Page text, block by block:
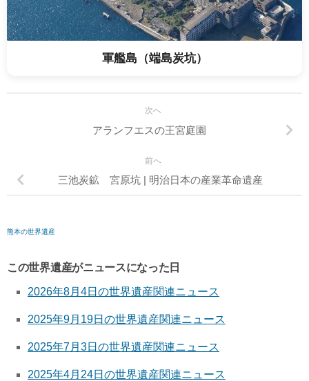
軍艦島（端島炭坑）
次へ
アランフエスの王宮庭園
前へ
三池炭鉱 宮原坑 | 明治日本の産業革命遺産
熊本の世界遺産
この世界遺産がニュースになった日
2026年8月4日の世界遺産関連ニュース
2025年9月19日の世界遺産関連ニュース
2025年7月3日の世界遺産関連ニュース
2025年4月24日の世界遺産関連ニュース